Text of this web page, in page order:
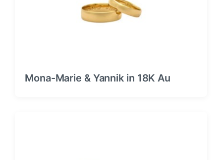
Mona-Marie & Yannik in 18K Au